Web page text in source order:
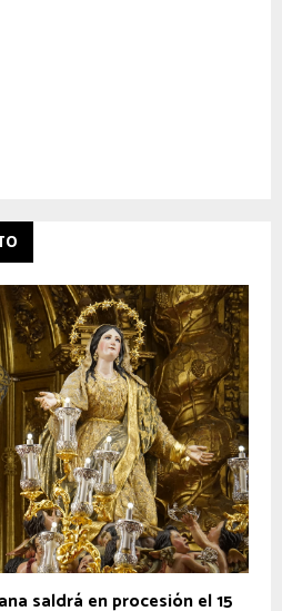
saldrá en procesión el 15